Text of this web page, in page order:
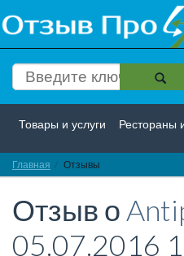
Товары и услуги Рестораны
Красота и здоровье
Интернет Путешествие и
Недвижимость Работа
Главная Отзывы
Отзыв о
05.07.2016